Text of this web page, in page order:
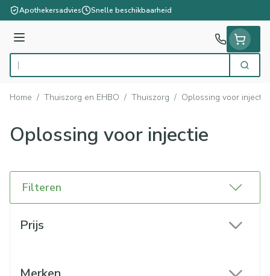
Ga naar de inhoud
Apothekersadvies Snelle beschikbaarheid
Menu
Product, merk, categorie... Zoek
Home / Thuiszorg en EHBO / Thuiszorg / Oplossing voor injectie
Oplossing voor injectie
Filteren
Prijs